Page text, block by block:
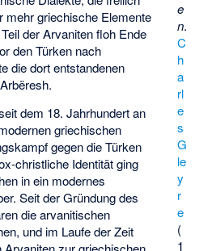
e
n.
C
h
a
rl
e
s
G
le
y
r
e
(
1
mehr griechische Elemente
der Arvaniten floh Ende
den Türken nach
die dort entstandenen
dem 18. Jahrhundert an
griechischen
gegen die Türken
christliche Identität ging
in ein modernes
Seit der Gründung des
die arvanitischen
und im Laufe der Zeit